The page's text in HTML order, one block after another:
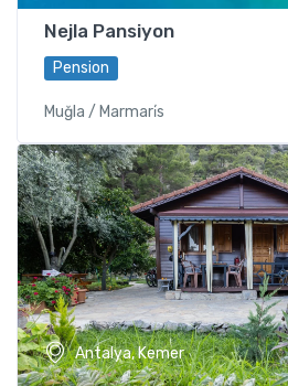
Nejla Pansiyon
Pension
Muğla / Marmari̇s
Antalya, Kemer